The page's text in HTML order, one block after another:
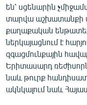
են՝ սցենարին
տարվա աշխատանքի
քաղաքական
ներկայացնում է
զգացմունքային
Երիտասարդ
նաև թուրք
ակնկալում նաև